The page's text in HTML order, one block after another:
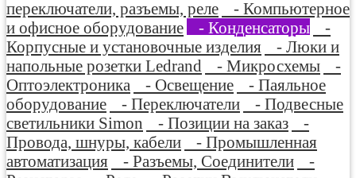
переключатели, разъемы, реле
- Компьютерное
и офисное оборудование
- Конденсаторы
-
Корпусные и установочные изделия
- Люки и
напольные розетки Ledrand
- Микросхемы
-
Оптоэлектроника
- Освещение
- Паяльное
оборудование
- Переключатели
- Подвесные
светильники Simon
- Позиции на заказ
-
Провода, шнуры, кабели
- Промышленная
автоматизация
- Разъемы, Соединители
-